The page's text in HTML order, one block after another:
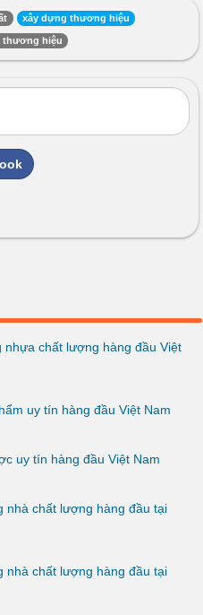
xây dựng thương hiệu
thương hiệu
nhựa chất lượng hàng đầu Việt
uy tín hàng đầu Việt Nam
uy tín hàng đầu Việt Nam
nhà chất lượng hàng đầu tại
nhà chất lượng hàng đầu tại